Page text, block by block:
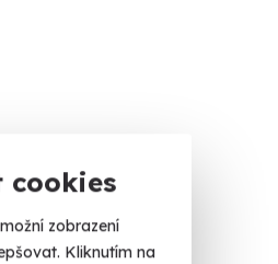
cookies
zobrazení
Kliknutím na